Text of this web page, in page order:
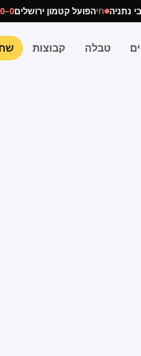
מכבי נתניה חיהפועל קטמון ירושלים
טבלה קבוצות